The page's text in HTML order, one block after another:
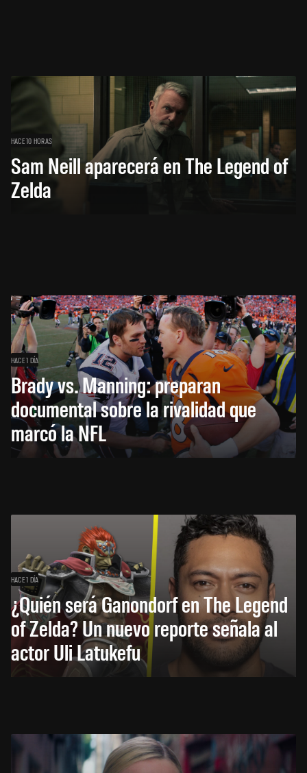
HACE 10 HORAS
Sam Neill aparecerá en The Legend of
Zelda
HACE 1 DÍA
Brady vs. Manning: preparan
documental sobre la rivalidad que
marcó la NFL
HACE 1 DÍA
¿Quién será Ganondorf en The Legend
of Zelda? Un nuevo reporte señala al
actor Uli Latukefu